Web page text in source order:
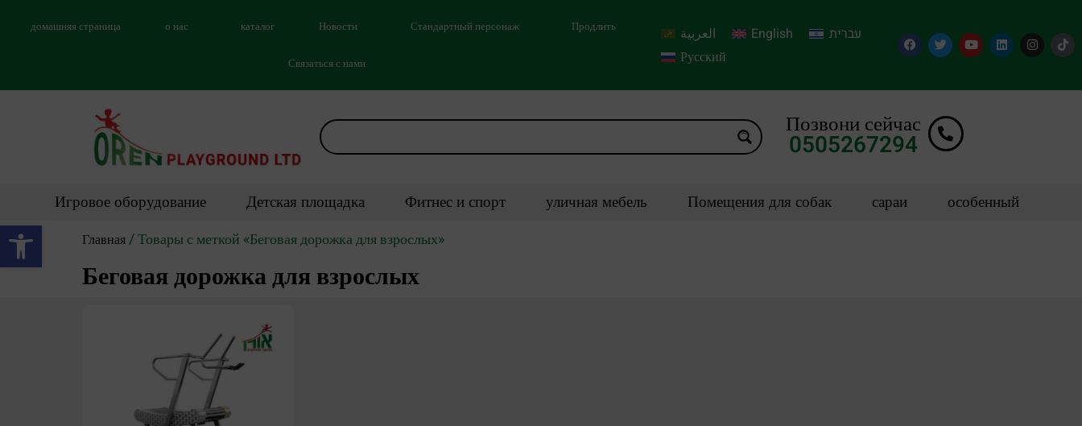
Открыть панель инструментов
домашняя страница о нас каталог Новости Стандартный персонаж Продлить
Связаться с нами
العربية English
עברית
Русский
Позвони сейчас
0505267294
Игровое оборудование Детская площадка Фитнес и спорт уличная мебель Помещения для собак сараи особенный
Главная/ Товары с меткой «Беговая дорожка для взрослых»
Беговая дорожка для взрослых